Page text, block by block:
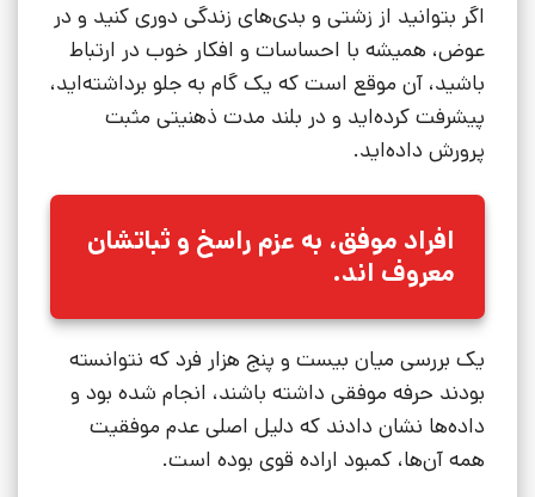
اگر بتوانید از زشتی و بدی‌های زندگی دوری کنید و در
عوض، همیشه با احساسات و افکار خوب در ارتباط
باشید، آن موقع است که یک گام به جلو برداشته‌اید،
پیشرفت کرده‌اید و در بلند مدت ذهنیتی مثبت
پرورش داده‌اید.
افراد موفق، به عزم راسخ و ثباتشان
معروف اند.
یک بررسی میان بیست و پنج هزار فرد که نتوانسته
بودند حرفه موفقی داشته باشند، انجام شده بود و
داده‌ها نشان دادند که دلیل اصلی عدم موفقیت
همه آن‌ها، کمبود اراده قوی بوده است.